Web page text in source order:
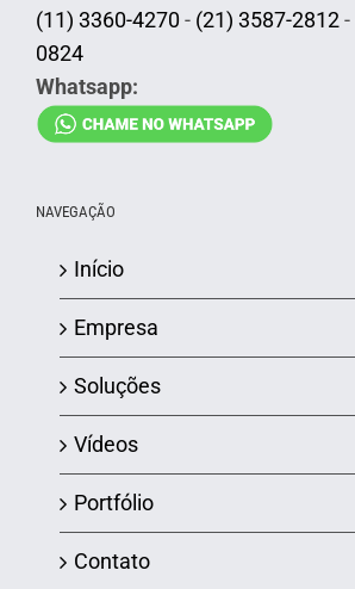
(11) 3360-4270 - (21) 3587-2812-
0824
Whatsapp:
NAVEGAÇÃO
Início
Empresa
Soluções
Vídeos
Portfólio
Contato